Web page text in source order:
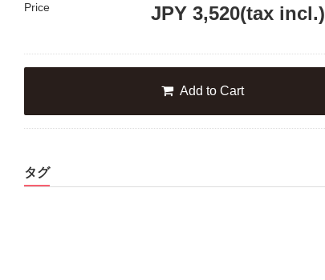
Price JPY3,520(tax incl.)
Add to Cart
タグ